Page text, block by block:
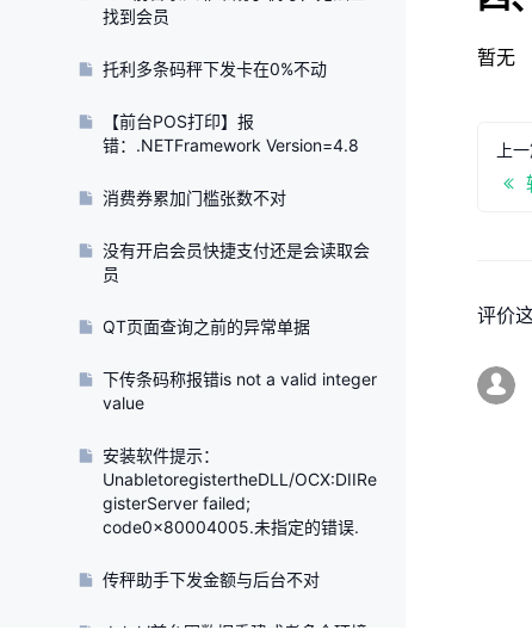
找到会员
托利多条码秤下发卡在0%不动
【前台POS打印】报
错：.NETFramework Version=4.8
消费券累加门槛张数不对
没有开启会员快捷支付还是会读取会
员
QT页面查询之前的异常单据
下传条码称报错is not a valid integer
value
安装软件提示：
UnabletoregistertheDLL/OCX:DIIRe
gisterServer failed;
code0x80004005.未指定的错误.
传秤助手下发金额与后台不对
暂无
上